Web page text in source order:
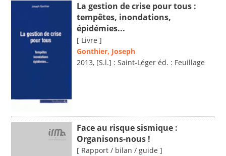
La gestion de crise pour tous :
tempêtes, inondations,
épidémies...
[ Livre ]
Gonthier, Joseph
2013, [S.l.] : Saint-Léger éd. : Feuillage
Face au risque sismique :
Organisons-nous !
[ Rapport / bilan / guide ]